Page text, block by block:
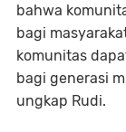
bahwa
bagi
komunitas
bagi generasi
ungkap Rudi.